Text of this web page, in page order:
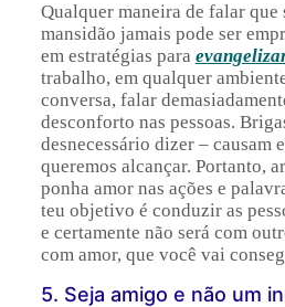
Qualquer maneira de falar que
mansidão jamais pode ser
em estratégias para
trabalho, em qualquer
conversa, falar
desconforto nas pessoas.
desnecessário dizer – causam
queremos alcançar. Portanto,
ponha amor nas ações e
teu objetivo é conduzir as
e certamente não será com
com amor, que você vai
5. Seja amigo e não um